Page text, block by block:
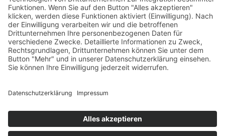
Impressum Datenschutz AGB Sitemap
© 2026 sonneninsel-albarella.com